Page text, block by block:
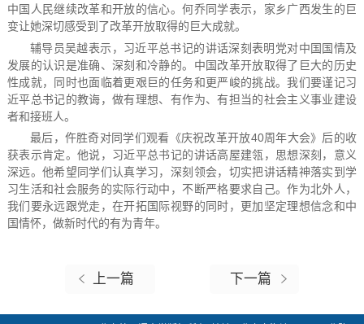
中国人民继续改革和开放的信心。何乔同学表示，家乡广西发生的巨
变让她深切感受到了改革开放取得的巨大成就。
辅导员吴越表示，习近平总书记的讲话深刻表明党对中国国情及
发展的认识是准确、深刻和冷静的。中国改革开放取得了巨大的历史
性成就，同时也面临着更艰巨的任务和更严峻的挑战。我们要谨记习
近平总书记的教诲，做有理想、有作为、有担当的社会主义事业建设
者和接班人。
最后，仵胜奇对同学们观看《庆祝改革开放40周年大会》后的收
获表示肯定。他说，习近平总书记的讲话高屋建瓴，思想深刻，意义
深远。他希望同学们认真学习，深刻领会，切实把讲话精神落实到学
习生活和社会服务的实际行动中，不断严格要求自己。作为北外人，
我们要永远跟党走，在开拓国际视野的同时，更加坚定理想信念和中
国情怀，做新时代的有为青年。
上一篇 下一篇